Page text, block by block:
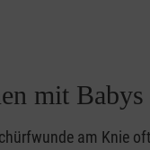
mit
am Knie